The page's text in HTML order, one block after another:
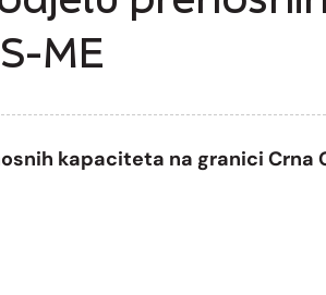
ME
kapaciteta na granici Crna